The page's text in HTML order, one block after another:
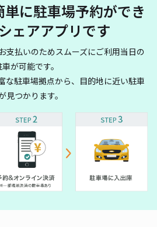
に駐車場予約ができ
ェアアプリです
支払いのためスムーズにご利用当日の
が可能です。
な駐車場拠点から、目的地に近い駐車
見つかります。